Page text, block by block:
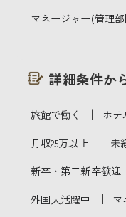
マネージャー(管理
詳細条件か
旅館で働く ｜ ホテ
月収25万以上 ｜ 未
新卒・第二新卒歓迎
外国人活躍中 ｜